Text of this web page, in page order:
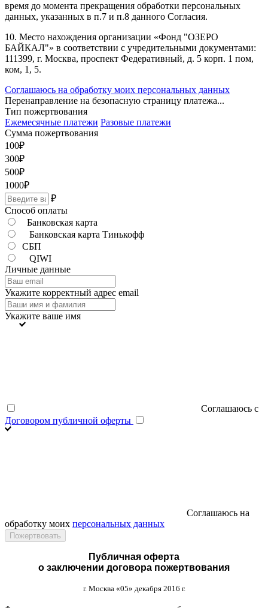
время до момента прекращения обработки персональных
данных, указанных в п.7 и п.8 данного Согласия.
10. Место нахождения организации «Фонд "ОЗЕРО
БАЙКАЛ"» в соответствии с учредительными документами:
111399, г. Москва, проспект Федеративный, д. 5 корп. 1 пом,
ком, 1, 5.
Соглашаюсь на обработку моих персональных данных
Перенаправление на безопасную страницу платежа...
Тип пожертвования
Ежемесячные платежи Разовые платежи
Сумма пожертвования
100₽
300₽
500₽
1000₽
₽
Способ оплаты
Банковская карта
Банковская карта Тинькофф
СБП
QIWI
Личные данные
Укажите корректный адрес email
Укажите ваше имя
Соглашаюсь с
Договором публичной оферты
Соглашаюсь на
обработку моих персональных данных
Публичная оферта
о заключении договора пожертвования
г. Москва «05» декабря 2016 г.